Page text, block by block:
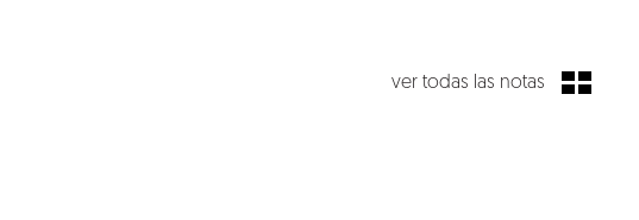
ver todas las notas